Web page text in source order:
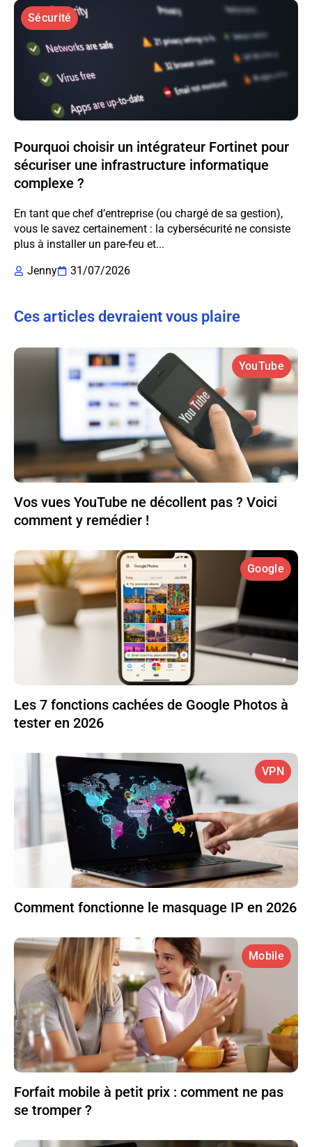
Sécurité
Pourquoi choisir un intégrateur Fortinet pour
sécuriser une infrastructure informatique
complexe ?
En tant que chef d’entreprise (ou chargé de sa gestion),
vous le savez certainement : la cybersécurité ne consiste
plus à installer un pare-feu et...
Jenny
31/07/2026
Ces articles devraient vous plaire
YouTube
Vos vues YouTube ne décollent pas ? Voici
comment y remédier !
Google
Les 7 fonctions cachées de Google Photos à
tester en 2026
VPN
Comment fonctionne le masquage IP en 2026
Mobile
Forfait mobile à petit prix : comment ne pas
se tromper ?